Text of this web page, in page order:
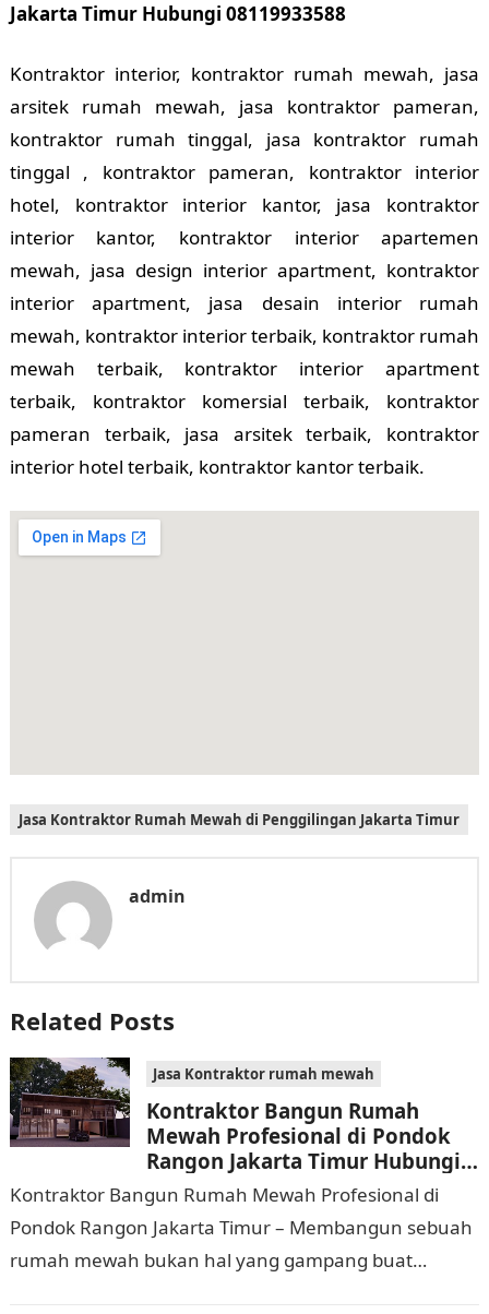
Jakarta Timur Hubungi 08119933588
Kontraktor interior, kontraktor rumah mewah, jasa
arsitek rumah mewah, jasa kontraktor pameran,
kontraktor rumah tinggal, jasa kontraktor rumah
tinggal , kontraktor pameran, kontraktor interior
hotel, kontraktor interior kantor, jasa kontraktor
interior kantor, kontraktor interior apartemen
mewah, jasa design interior apartment, kontraktor
interior apartment, jasa desain interior rumah
mewah, kontraktor interior terbaik, kontraktor rumah
mewah terbaik, kontraktor interior apartment
terbaik, kontraktor komersial terbaik, kontraktor
pameran terbaik, jasa arsitek terbaik, kontraktor
interior hotel terbaik, kontraktor kantor terbaik.
Jasa Kontraktor Rumah Mewah di Penggilingan Jakarta Timur
admin
Related Posts
Jasa Kontraktor rumah mewah
Kontraktor Bangun Rumah
Mewah Profesional di Pondok
Rangon Jakarta Timur Hubungi
0811 9933 588
Kontraktor Bangun Rumah Mewah Profesional di
Pondok Rangon Jakarta Timur – Membangun sebuah
rumah mewah bukan hal yang gampang buat